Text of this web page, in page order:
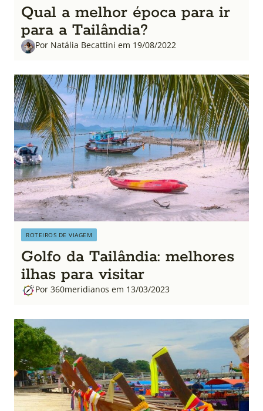
Qual a melhor época para ir
para a Tailândia?
Por Natália Becattini em 19/08/2022
ROTEIROS DE VIAGEM
Golfo da Tailândia: melhores
ilhas para visitar
Por 360meridianos em 13/03/2023